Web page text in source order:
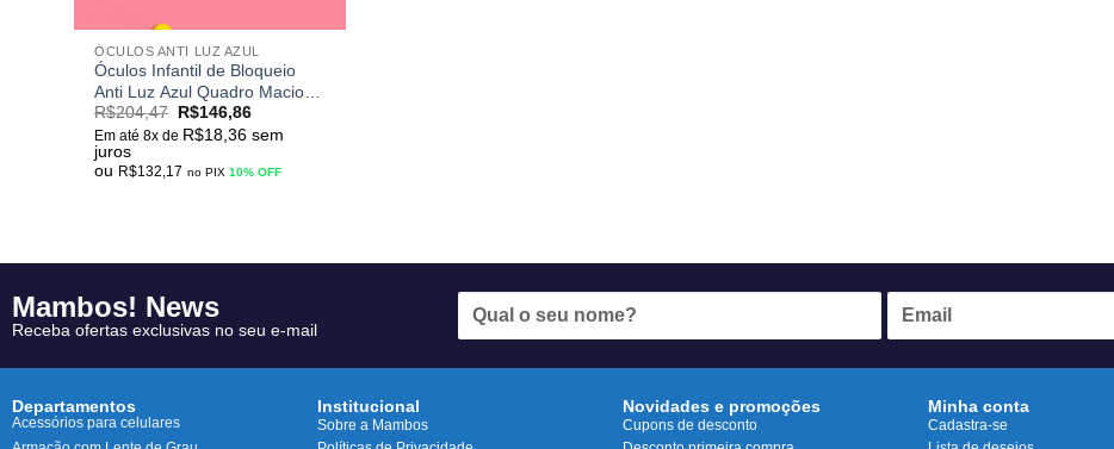
ÓCULOS ANTI LUZ AZUL
Óculos Infantil de Bloqueio
Anti Luz Azul Quadro Macio e
Flexível Para Computador,
Jogos, Tvs e Celulares M-
s7103
R$204,47 R$146,86
Em até 8x de R$18,36 sem
juros
ou R$132,17 no PIX10% OFF
Mambos! News
Receba ofertas exclusivas no seu e-mail
Departamentos
Acessórios para celulares
Institucional
Sobre a Mambos
Novidades e promoções
Cupons de desconto
Minha conta
Cadastra-se